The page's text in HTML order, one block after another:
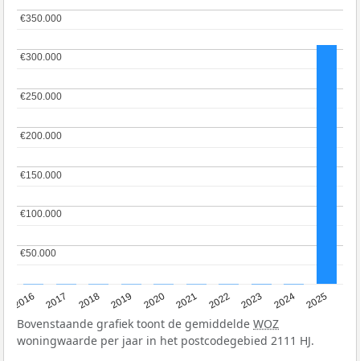
2016 2017 2018 2019 2020 2021 2022 2023 2024 2025
€50.000
€50.000
€100.000
€100.000
€150.000
€150.000
€200.000
€200.000
€250.000
€250.000
€300.000
€300.000
€350.000
€350.000
Bovenstaande grafiek toont de gemiddelde WOZ
woningwaarde per jaar in het postcodegebied 2111 HJ.